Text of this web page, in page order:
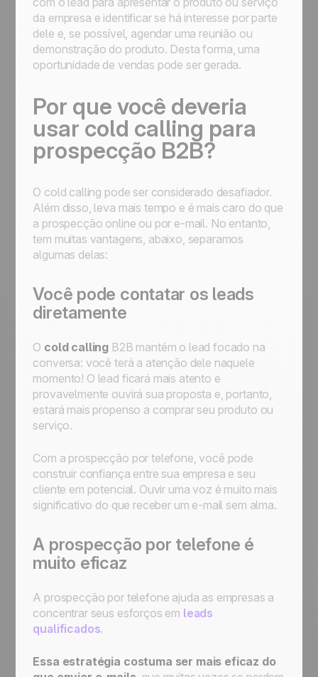
da empresa e identificar se há interesse por parte
dele e, se possível, agendar uma reunião ou
demonstração do produto. Desta forma, uma
oportunidade de vendas pode ser gerada.
Por que você deveria
usar cold calling para
prospecção B2B?
O cold calling pode ser considerado desafiador.
Além disso, leva mais tempo e é mais caro do que
a prospecção online ou por e-mail. No entanto,
tem muitas vantagens, abaixo, separamos
algumas delas:
Você pode contatar os leads
diretamente
O cold calling B2B mantém o lead focado na
conversa: você terá a atenção dele naquele
momento! O lead ficará mais atento e
provavelmente ouvirá sua proposta e, portanto,
estará mais propenso a comprar seu produto ou
serviço.
Com a prospecção por telefone, você pode
construir confiança entre sua empresa e seu
cliente em potencial. Ouvir uma voz é muito mais
significativo do que receber um e-mail sem alma.
A prospecção por telefone é
muito eficaz
A prospecção por telefone ajuda as empresas a
concentrar seus esforços em leads
qualificados.
Essa estratégia costuma ser mais eficaz do